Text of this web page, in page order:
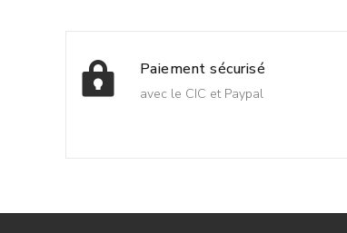
Paiement sécurisé
avec le CIC et Paypal